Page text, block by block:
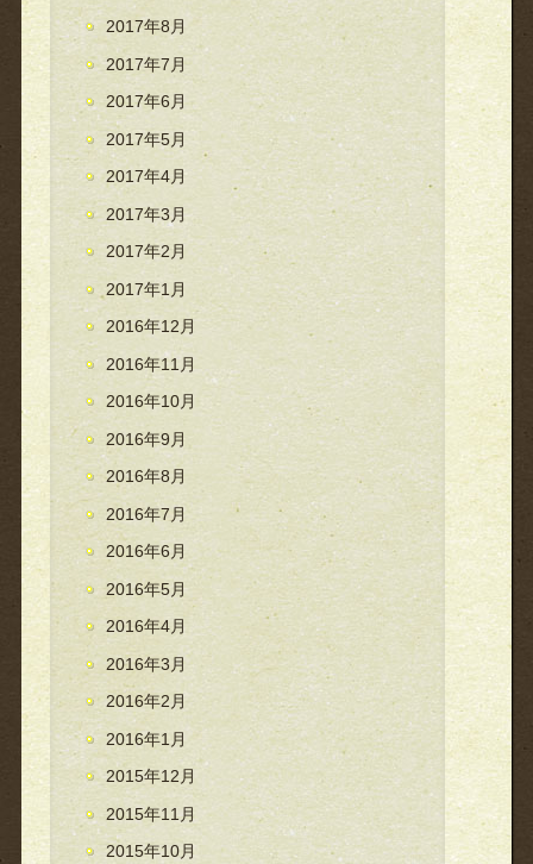
2017年8月
2017年7月
2017年6月
2017年5月
2017年4月
2017年3月
2017年2月
2017年1月
2016年12月
2016年11月
2016年10月
2016年9月
2016年8月
2016年7月
2016年6月
2016年5月
2016年4月
2016年3月
2016年2月
2016年1月
2015年12月
2015年11月
2015年10月